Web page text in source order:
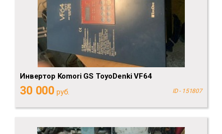
Инвертор Komori GS ToyoDenki VF64
30 000 руб. ID - 151807